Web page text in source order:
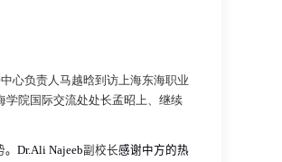
心负责人马越晗到访上海东海职业
学院国际交流处处长孟昭上、继续
。 Dr.Ali Najeeb副校长感谢中方的热